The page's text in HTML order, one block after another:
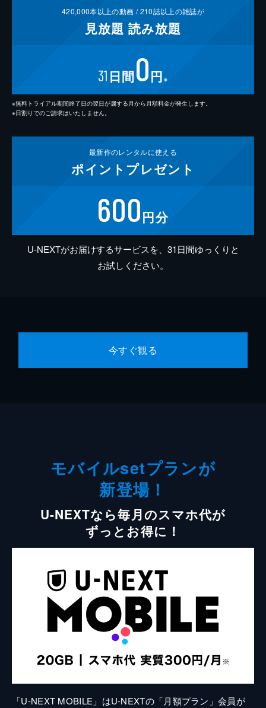
420,000本以上の動画 /210誌以上の雑誌が
見放題 読み放題
31 日間0円 ※
※無料トライアル期間終了日の翌日が属する月から月額料金が発生します。
※日割りでのご請求はいたしません。
最新作のレンタルに使える
ポイント プレゼント
600円分
U-NEXTがお届けするサービスを、31日間ゆっくりと
お試しください。
今すぐ観る
モバイルsetプランが
新登場！
U-NEXTなら毎月のスマホ代が
ずっとお得に！
「U-NEXT MOBILE」はU-NEXTの「月額プラン」会員が